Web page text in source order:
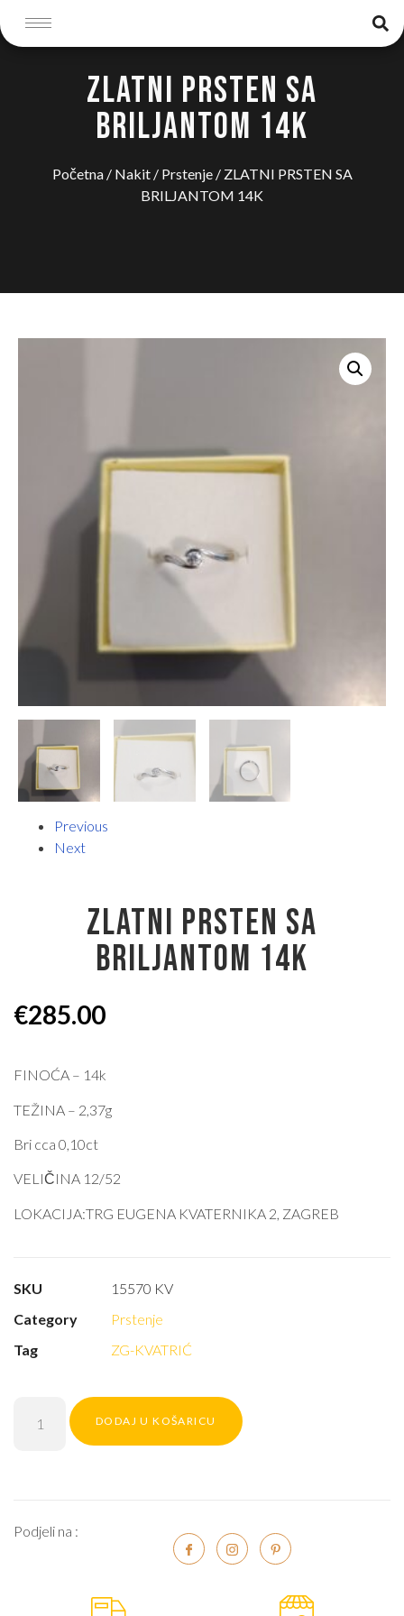
ZLATNI PRSTEN SA
BRILJANTOM 14K
Početna/ Nakit/ Prstenje/ ZLATNI PRSTEN SA
BRILJANTOM 14K
Previous
Next
ZLATNI PRSTEN SA
BRILJANTOM 14K
€285.00
FINOĆA – 14k
TEŽINA – 2,37g
Bri cca 0,10ct
VELIČINA 12/52
LOKACIJA:TRG EUGENA KVATERNIKA 2, ZAGREB
SKU
15570 KV
Category
Prstenje
Tag
ZG-KVATRIĆ
DODAJ U KOŠARICU
Podjeli na :